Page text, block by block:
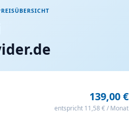
139,00 €
entspricht 11,58 € / Monat